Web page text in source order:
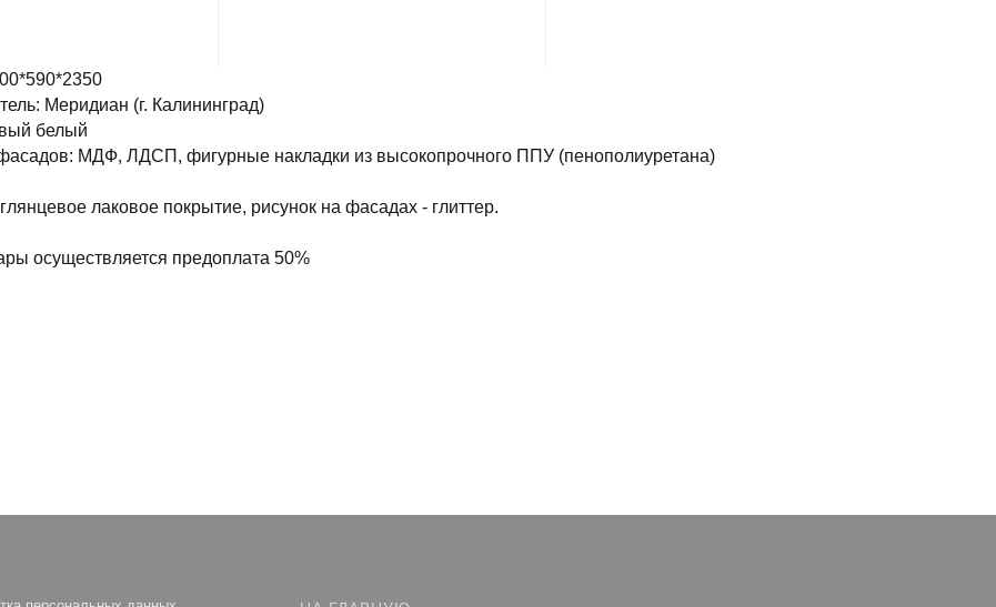
Меридиан (г. Калининград)
белый
МДФ, ЛДСП, фигурные накладки из высокопрочного ППУ (пенополиуретана)
лаковое покрытие, рисунок на фасадах - глиттер.
осуществляется предоплата 50%